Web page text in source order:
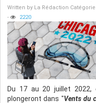
Written by La Rédaction Catégorie
-
2220
Du 17 au 20 juillet 2022,
plongeront dans "Vents du